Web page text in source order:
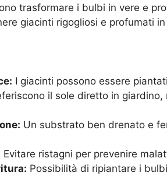
trasformare i bulbi in vere e
giacinti rigogliosi e profumati in
I giacinti possono essere
il sole diretto in
Un substrato ben drenato e
Evitare ristagni per prevenire
Possibilità di ripiantare i